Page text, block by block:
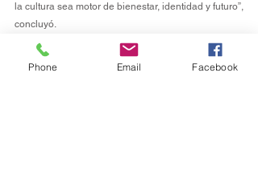
la cultura sea motor de bienestar, identidad y futuro”,
concluyó.
Phone Email Facebook